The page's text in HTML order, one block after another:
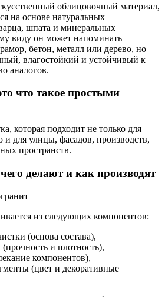
облицовочный материал,
на основе натуральных
шпата и минеральных
виду он может напоминать
бетон, металл или дерево, но
влагостойкий и устойчивый к
аналогов.
что такое простыми
которая подходит не только для
и для улицы, фасадов, производств,
пространств.
делают и как производят
из следующих компонентов:
(основа состава),
и плотность),
компонентов),
(цвет и декоративные